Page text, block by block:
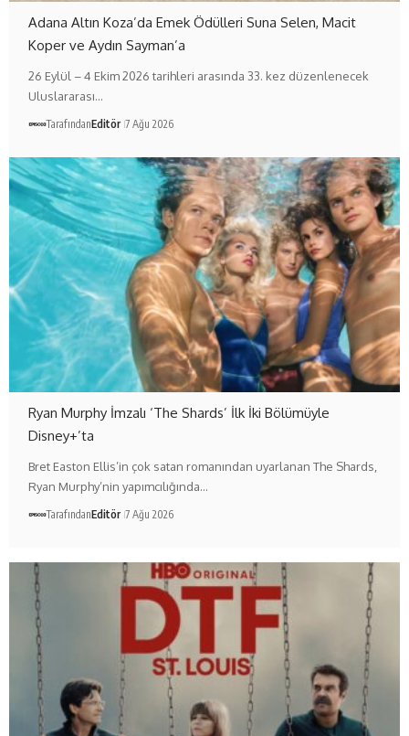
Adana Altın Koza’da Emek Ödülleri Suna Selen, Macit
Koper ve Aydın Sayman’a
26 Eylül – 4 Ekim 2026 tarihleri arasında 33. kez düzenlenecek
Uluslararası…
TarafındanEditör 7 Ağu 2026
Ryan Murphy İmzalı ‘The Shards’ İlk İki Bölümüyle
Disney+’ta
Bret Easton Ellis’in çok satan romanından uyarlanan The Shards,
Ryan Murphy’nin yapımcılığında…
TarafındanEditör 7 Ağu 2026